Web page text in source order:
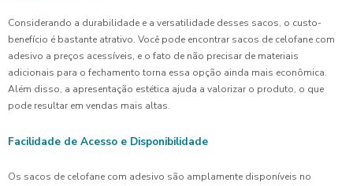
Considerando a durabilidade e a versatilidade desses sacos, o custo-
benefício é bastante atrativo. Você pode encontrar sacos de celofane com
adesivo a preços acessíveis, e o fato de não precisar de materiais
adicionais para o fechamento torna essa opção ainda mais econômica.
Além disso, a apresentação estética ajuda a valorizar o produto, o que
pode resultar em vendas mais altas.
Facilidade de Acesso e Disponibilidade
Os sacos de celofane com adesivo são amplamente disponíveis no